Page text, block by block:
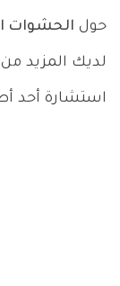
حول الحشوات
لديك المزيد
استشارة أحد